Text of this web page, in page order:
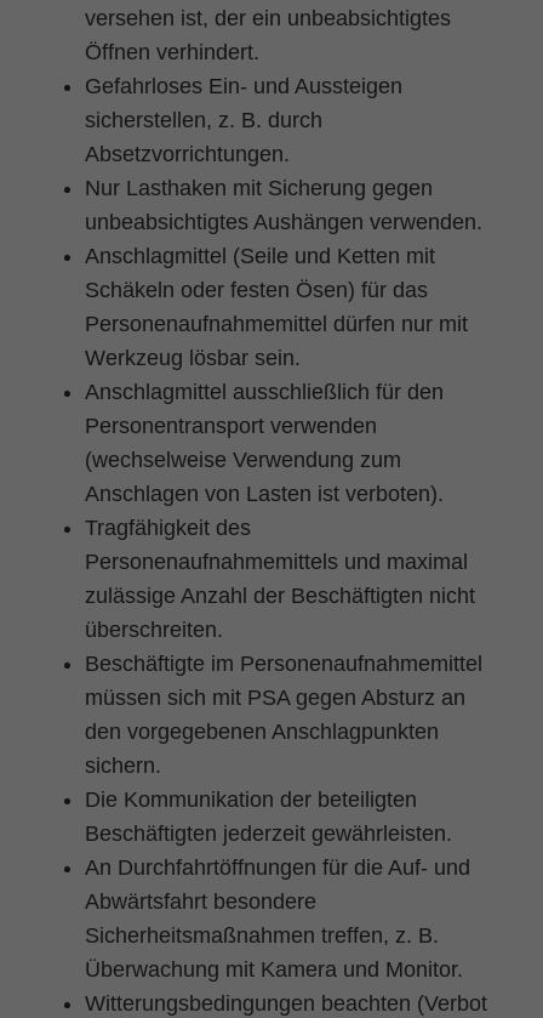
versehen ist, der ein unbeabsichtigtes
Öffnen verhindert.
Gefahrloses Ein- und Aussteigen
sicherstellen, z. B. durch
Absetzvorrichtungen.
Nur Lasthaken mit Sicherung gegen
unbeabsichtigtes Aushängen verwenden.
Anschlagmittel (Seile und Ketten mit
Schäkeln oder festen Ösen) für das
Personenaufnahmemittel dürfen nur mit
Werkzeug lösbar sein.
Anschlagmittel ausschließlich für den
Personentransport verwenden
(wechselweise Verwendung zum
Anschlagen von Lasten ist verboten).
Tragfähigkeit des
Personenaufnahmemittels und maximal
zulässige Anzahl der Beschäftigten nicht
überschreiten.
Beschäftigte im Personenaufnahmemittel
müssen sich mit PSA gegen Absturz an
den vorgegebenen Anschlagpunkten
sichern.
Die Kommunikation der beteiligten
Beschäftigten jederzeit gewährleisten.
An Durchfahrtöffnungen für die Auf- und
Abwärtsfahrt besondere
Sicherheitsmaßnahmen treffen, z. B.
Überwachung mit Kamera und Monitor.
Witterungsbedingungen beachten (Verbot